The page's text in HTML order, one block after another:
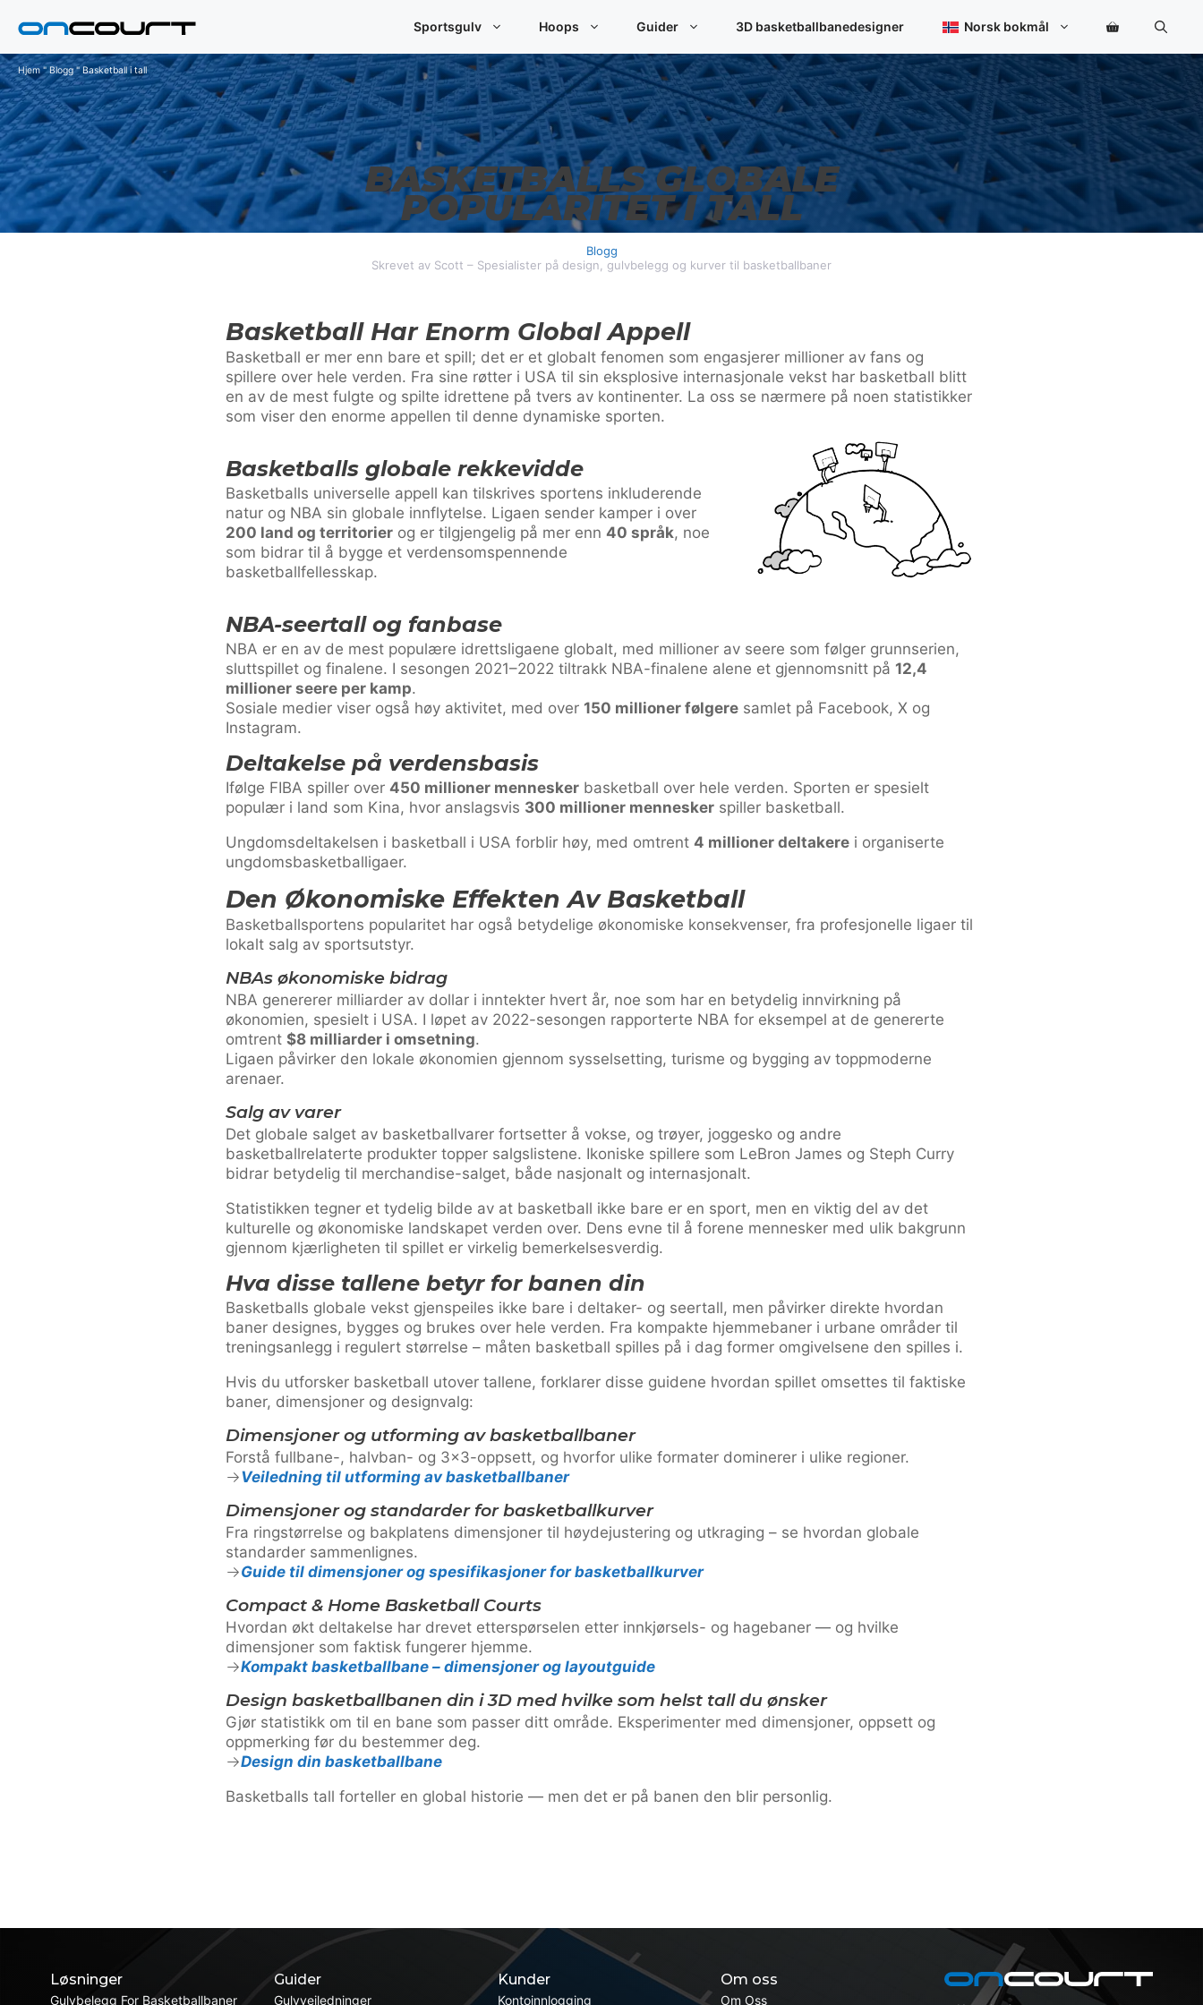
Sportsgulv Hoops Guider 3D basketballbanedesigner Norsk bokmål
Hjem"Blogg"Basketball i tall
BASKETBALLS GLOBALE
POPULARITET I TALL
Blogg
Skrevet av Scott – Spesialister på design, gulvbelegg og kurver til basketballbaner
Basketball Har Enorm Global Appell
Basketball er mer enn bare et spill; det er et globalt fenomen som engasjerer millioner av fans og
spillere over hele verden. Fra sine røtter i USA til sin eksplosive internasjonale vekst har basketball blitt
en av de mest fulgte og spilte idrettene på tvers av kontinenter. La oss se nærmere på noen statistikker
som viser den enorme appellen til denne dynamiske sporten.
Basketballs globale rekkevidde
Basketballs universelle appell kan tilskrives sportens inkluderende
natur og NBA sin globale innflytelse. Ligaen sender kamper i over
200 land og territorier og er tilgjengelig på mer enn 40 språk, noe
som bidrar til å bygge et verdensomspennende
basketballfellesskap.
NBA-seertall og fanbase
NBA er en av de mest populære idrettsligaene globalt, med millioner av seere som følger grunnserien,
sluttspillet og finalene. I sesongen 2021–2022 tiltrakk NBA-finalene alene et gjennomsnitt på 12,4
millioner seere per kamp.
Sosiale medier viser også høy aktivitet, med over 150 millioner følgere samlet på Facebook, X og
Instagram.
Deltakelse på verdensbasis
Ifølge FIBA spiller over 450 millioner mennesker basketball over hele verden. Sporten er spesielt
populær i land som Kina, hvor anslagsvis 300 millioner mennesker spiller basketball.
Ungdomsdeltakelsen i basketball i USA forblir høy, med omtrent 4 millioner deltakere i organiserte
ungdomsbasketballigaer.
Den Økonomiske Effekten Av Basketball
Basketballsportens popularitet har også betydelige økonomiske konsekvenser, fra profesjonelle ligaer til
lokalt salg av sportsutstyr.
NBAs økonomiske bidrag
NBA genererer milliarder av dollar i inntekter hvert år, noe som har en betydelig innvirkning på
økonomien, spesielt i USA. I løpet av 2022-sesongen rapporterte NBA for eksempel at de genererte
omtrent $8 milliarder i omsetning.
Ligaen påvirker den lokale økonomien gjennom sysselsetting, turisme og bygging av toppmoderne
arenaer.
Salg av varer
Det globale salget av basketballvarer fortsetter å vokse, og trøyer, joggesko og andre
basketballrelaterte produkter topper salgslistene. Ikoniske spillere som LeBron James og Steph Curry
bidrar betydelig til merchandise-salget, både nasjonalt og internasjonalt.
Statistikken tegner et tydelig bilde av at basketball ikke bare er en sport, men en viktig del av det
kulturelle og økonomiske landskapet verden over. Dens evne til å forene mennesker med ulik bakgrunn
gjennom kjærligheten til spillet er virkelig bemerkelsesverdig.
Hva disse tallene betyr for banen din
Basketballs globale vekst gjenspeiles ikke bare i deltaker- og seertall, men påvirker direkte hvordan
baner designes, bygges og brukes over hele verden. Fra kompakte hjemmebaner i urbane områder til
treningsanlegg i regulert størrelse – måten basketball spilles på i dag former omgivelsene den spilles i.
Hvis du utforsker basketball utover tallene, forklarer disse guidene hvordan spillet omsettes til faktiske
baner, dimensjoner og designvalg:
Dimensjoner og utforming av basketballbaner
Forstå fullbane-, halvban- og 3×3-oppsett, og hvorfor ulike formater dominerer i ulike regioner.
Veiledning til utforming av basketballbaner
Dimensjoner og standarder for basketballkurver
Fra ringstørrelse og bakplatens dimensjoner til høydejustering og utkraging – se hvordan globale
standarder sammenlignes.
Guide til dimensjoner og spesifikasjoner for basketballkurver
Compact & Home Basketball Courts
Hvordan økt deltakelse har drevet etterspørselen etter innkjørsels- og hagebaner — og hvilke
dimensjoner som faktisk fungerer hjemme.
Kompakt basketballbane – dimensjoner og layoutguide
Design basketballbanen din i 3D med hvilke som helst tall du ønsker
Gjør statistikk om til en bane som passer ditt område. Eksperimenter med dimensjoner, oppsett og
oppmerking før du bestemmer deg.
Design din basketballbane
Basketballs tall forteller en global historie — men det er på banen den blir personlig.
Løsninger
Gulvbelegg For Basketballbaner
Guider
Gulvveiledninger
Kunder
Kontoinnlogging
Om oss
Om Oss